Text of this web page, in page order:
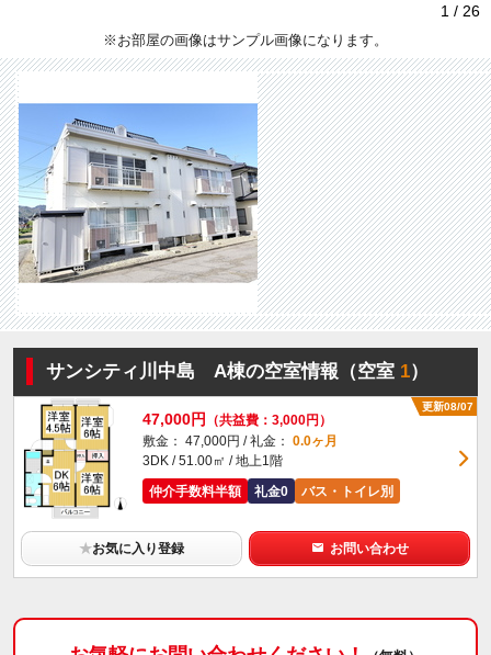
1 / 26
※お部屋の画像はサンプル画像になります。
サンシティ川中島 A棟の空室情報（空室1）
更新08/07
47,000円
（共益費：3,000円）
敷金： 47,000円 / 礼金： 0.0ヶ月
3DK / 51.00㎡ / 地上1階
仲介手数料半額
礼金0 バス・トイレ別
★お気に入り登録 お問い合わせ